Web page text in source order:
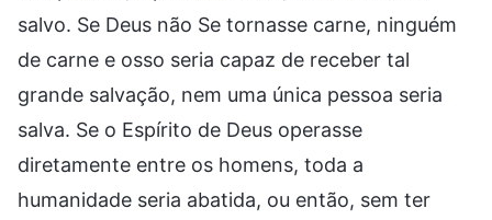
salvo. Se Deus não Se tornasse carne, ninguém
de carne e osso seria capaz de receber tal
grande salvação, nem uma única pessoa seria
salva. Se o Espírito de Deus operasse
diretamente entre os homens, toda a
humanidade seria abatida, ou então, sem ter